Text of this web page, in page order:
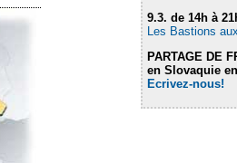
9.3. de 14h à
Les Bastions
PARTAGE DE
en Slovaquie
Ecrivez-nous!